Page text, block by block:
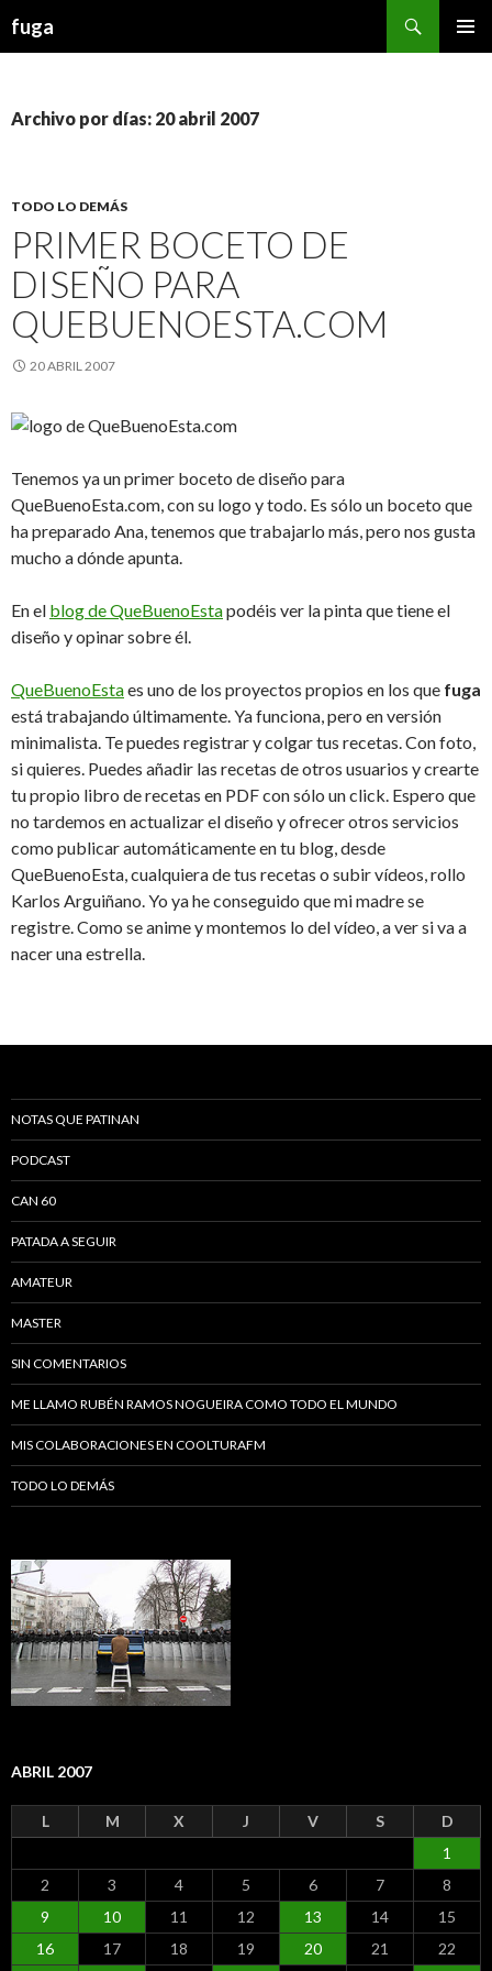
fuga
Archivo por días: 20 abril 2007
TODO LO DEMÁS
PRIMER BOCETO DE
DISEÑO PARA
QUEBUENOESTA.COM
20 ABRIL 2007
Tenemos ya un primer boceto de diseño para
QueBuenoEsta.com, con su logo y todo. Es sólo un boceto que
ha preparado Ana, tenemos que trabajarlo más, pero nos gusta
mucho a dónde apunta.
En el blog de QueBuenoEstapodéis ver la pinta que tiene el
diseño y opinar sobre él.
QueBuenoEstaes uno de los proyectos propios en los que fuga
está trabajando últimamente. Ya funciona, pero en versión
minimalista. Te puedes registrar y colgar tus recetas. Con foto,
si quieres. Puedes añadir las recetas de otros usuarios y crearte
tu propio libro de recetas en PDF con sólo un click. Espero que
no tardemos en actualizar el diseño y ofrecer otros servicios
como publicar automáticamente en tu blog, desde
QueBuenoEsta, cualquiera de tus recetas o subir vídeos, rollo
Karlos Arguiñano. Yo ya he conseguido que mi madre se
registre. Como se anime y montemos lo del vídeo, a ver si va a
nacer una estrella.
NOTAS QUE PATINAN
PODCAST
CAN 60
PATADA A SEGUIR
AMATEUR
MASTER
SIN COMENTARIOS
ME LLAMO RUBÉN RAMOS NOGUEIRA COMO TODO EL MUNDO
MIS COLABORACIONES EN COOLTURAFM
TODO LO DEMÁS
ABRIL 2007
L M X J V S
D
1
2
3 4 5 6 7
8
9
10 11 12 13 14
15
16
17 18 19 20 21 22